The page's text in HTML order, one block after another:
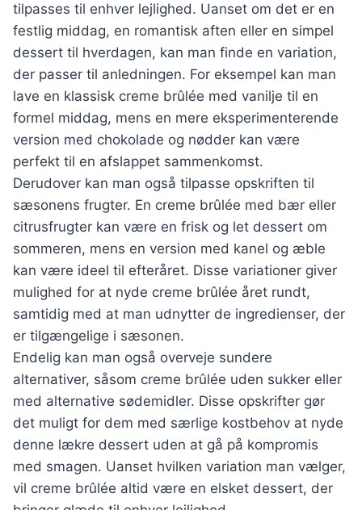
tilpasses til enhver lejlighed. Uanset om det er en
festlig middag, en romantisk aften eller en simpel
dessert til hverdagen, kan man finde en variation,
der passer til anledningen. For eksempel kan man
lave en klassisk creme brûlée med vanilje til en
formel middag, mens en mere eksperimenterende
version med chokolade og nødder kan være
perfekt til en afslappet sammenkomst.
Derudover kan man også tilpasse opskriften til
sæsonens frugter. En creme brûlée med bær eller
citrusfrugter kan være en frisk og let dessert om
sommeren, mens en version med kanel og æble
kan være ideel til efteråret. Disse variationer giver
mulighed for at nyde creme brûlée året rundt,
samtidig med at man udnytter de ingredienser, der
er tilgængelige i sæsonen.
Endelig kan man også overveje sundere
alternativer, såsom creme brûlée uden sukker eller
med alternative sødemidler. Disse opskrifter gør
det muligt for dem med særlige kostbehov at nyde
denne lækre dessert uden at gå på kompromis
med smagen. Uanset hvilken variation man vælger,
vil creme brûlée altid være en elsket dessert, der